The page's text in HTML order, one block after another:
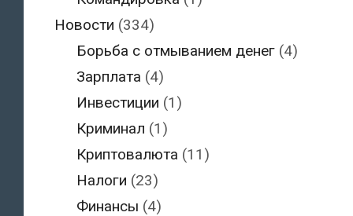
Новости (334)
Борьба с отмыванием денег (4)
Зарплата (4)
Инвестиции (1)
Криминал (1)
Криптовалюта (11)
Налоги (23)
Финансы (4)